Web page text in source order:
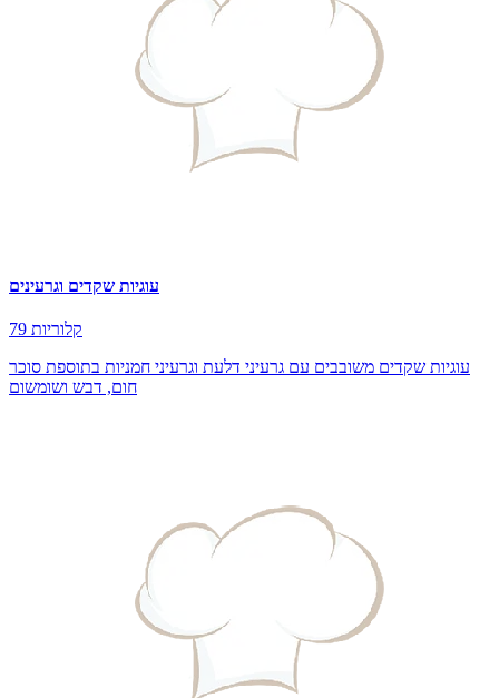
עוגיות שקדים וגרעינים
79 קלוריות
עוגיות שקדים משובבים עם גרעיני דלעת וגרעיני חמניות בתוספת סוכר
חום, דבש ושומשום